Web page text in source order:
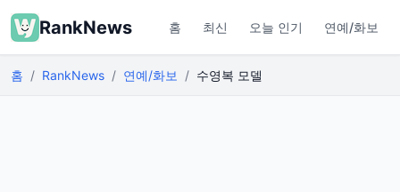
RankNews 홈 최신 오늘 인기 연예/화보
홈 RankNews 연예/화보 수영복 모델